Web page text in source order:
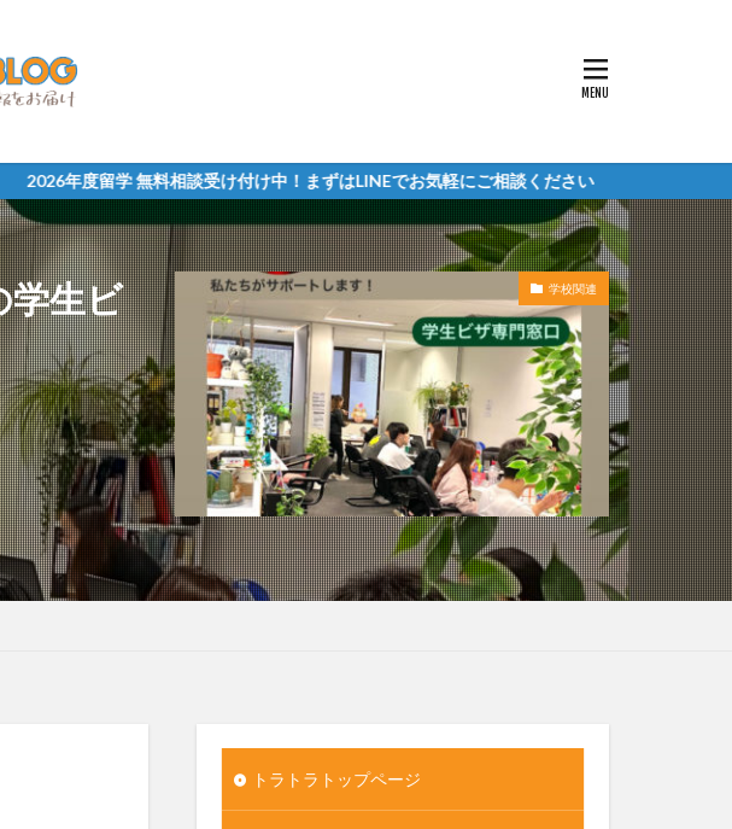
無料相談受け付け中！まずはLINEでお気軽にご相談ください
学生ビ
学校関連
トラトラトップページ